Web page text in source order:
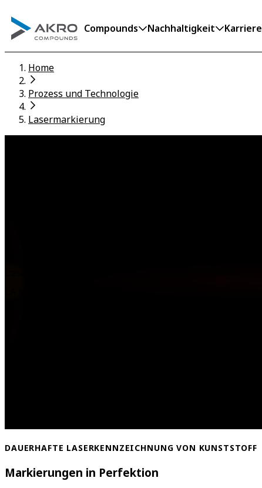
Compounds Nachhaltigkeit Karriere
Home
Prozess und Technologie
Lasermarkierung
DAUERHAFTE LASERKENNZEICHNUNG VON KUNSTSTOFF
Markierungen in Perfektion